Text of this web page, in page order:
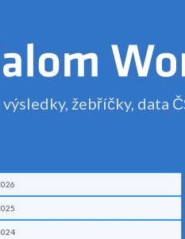
žebříčky, data